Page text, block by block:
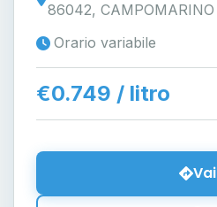
86042, CAMPOMARINO
Orario variabile
€0.749 / litro
Vai